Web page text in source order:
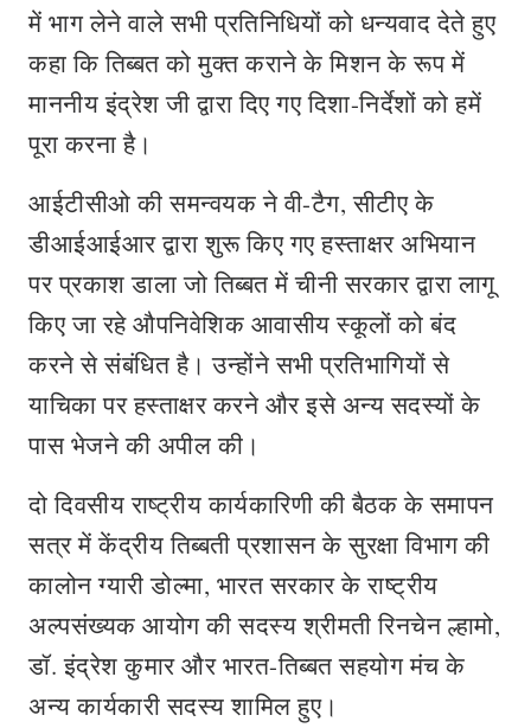
में भाग लेने वाले सभी प्रतिनिधियों को धन्यवाद देते हुए
कहा कि तिब्बत को मुक्त कराने के मिशन के रूप में
माननीय इंद्रेश जी द्वारा दिए गए दिशा-निर्देशों को हमें
पूरा करना है।
आईटीसीओ की समन्वयक ने वी-टैग, सीटीए के
डीआईआईआर द्वारा शुरू किए गए हस्‍ताक्षर अभियान
पर प्रकाश डाला जो तिब्बत में चीनी सरकार द्वारा लागू
किए जा रहे औपनिवेशिक आवासीय स्कूलों को बंद
करने से संबंधित है। उन्होंने सभी प्रतिभागियों से
याचिका पर हस्ताक्षर करने और इसे अन्य सदस्यों के
पास भेजने की अपील की।
दो दिवसीय राष्ट्रीय कार्यकारिणी की बैठक के समापन
सत्र में केंद्रीय तिब्बती प्रशासन के सुरक्षा विभाग की
कालोन ग्यारी डोल्मा, भारत सरकार के राष्ट्रीय
अल्पसंख्यक आयोग की सदस्‍य श्रीमती रिनचेन ल्हामो,
डॉ. इंद्रेश कुमार और भारत-तिब्बत सहयोग मंच के
अन्य कार्यकारी सदस्य शामिल हुए।